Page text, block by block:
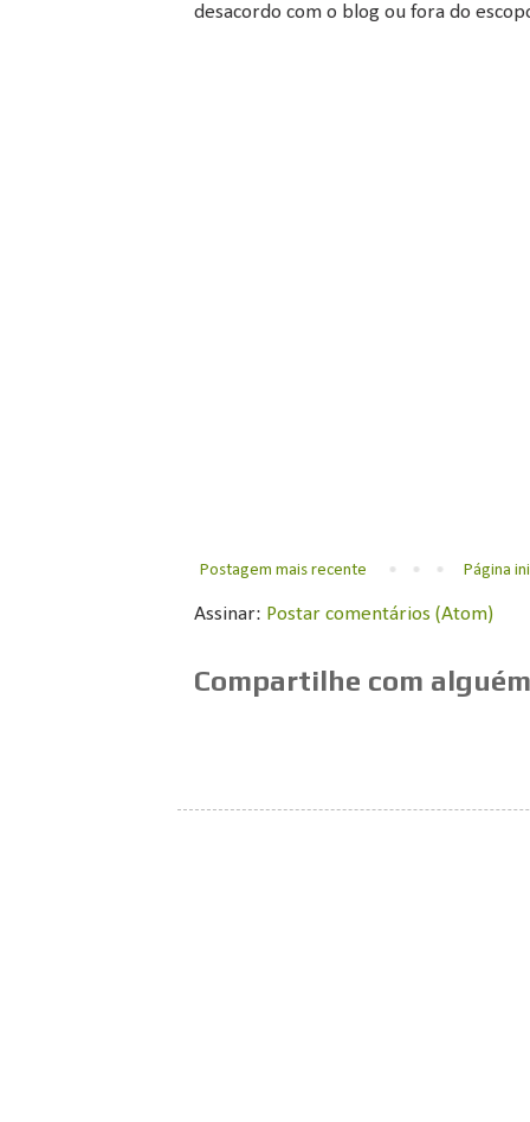
desacordo com o blog ou fora do
Postagem mais recente Página
Assinar: Postar comentários (Atom)
Compartilhe com